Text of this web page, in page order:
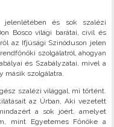
és sok szalézi
Bosco világi barátai, civil és
az Ifjúsági Szinóduson jelen
szolgálatról, ahogyan
és Szabályzatai, mivel a
másik szolgálatra.
szalézi világgal, mi történt.
az Úrban, Aki vezetett
a sok jóért, amelyet
mint Egyetemes Főnöke a